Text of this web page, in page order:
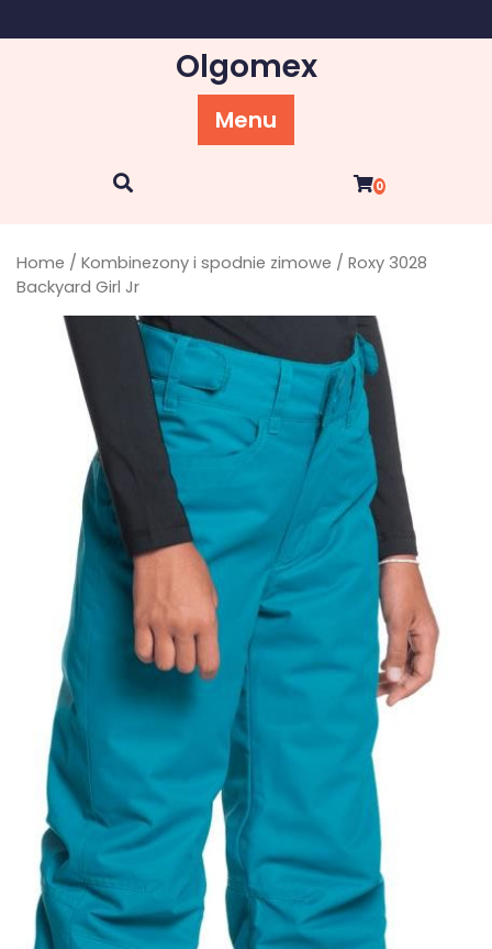
to
Olgomex
Menu
0
Home / Kombinezony i spodnie zimowe / Roxy 3028
Backyard Girl Jr